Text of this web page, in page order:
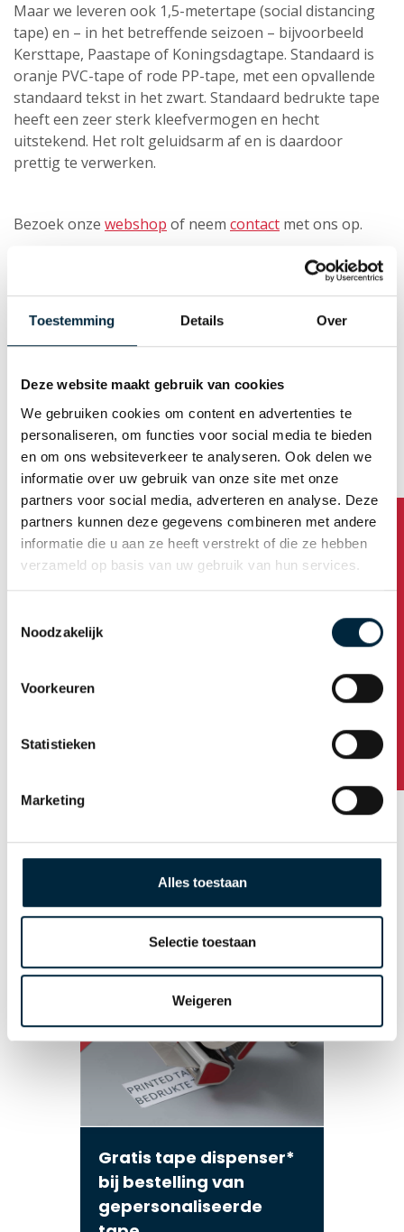
Toestemming Details Over
Deze website maakt gebruik van cookies
We gebruiken cookies om content en advertenties te
personaliseren, om functies voor social media te bieden
en om ons websiteverkeer te analyseren. Ook delen we
informatie over uw gebruik van onze site met onze
partners voor social media, adverteren en analyse. Deze
partners kunnen deze gegevens combineren met andere
informatie die u aan ze heeft verstrekt of die ze hebben
verzameld op basis van uw gebruik van hun services.
Noodzakelijk
Voorkeuren
Statistieken
Marketing
Alles toestaan
Selectie toestaan
Weigeren
Heeft u vragen?
Maar we leveren ook 1,5-metertape (social distancing
tape) en – in het betreffende seizoen – bijvoorbeeld
Kersttape, Paastape of Koningsdagtape. Standaard is
oranje PVC-tape of rode PP-tape, met een opvallende
standaard tekst in het zwart. Standaard bedrukte tape
heeft een zeer sterk kleefvermogen en hecht
uitstekend. Het rolt geluidsarm af en is daardoor
prettig te verwerken.
Bezoek onze webshop of neem contact met ons op.
Bedrukte tape
Standaard bedrukte tape
Ecotapes
EcoPaper 110
EcoPaper 310
Eco 210
Onbedrukte tape
Stretch folie
Gratis tape dispenser*
bij bestelling van
gepersonaliseerde